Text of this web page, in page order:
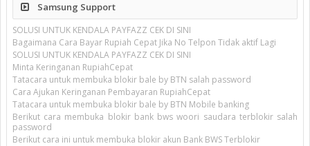
Samsung Support
SOLUSI UNTUK KENDALA PAYFAZZ CEK DI SINI
Bagaimana Cara Bayar Rupiah Cepat Jika No Telpon Tidak aktif Lagi
SOLUSI UNTUK KENDALA PAYFAZZ CEK DI SINI
Minta Keringanan RupiahCepat
Tatacara untuk membuka blokir bale by BTN salah password
Cara Ajukan Keringanan Pembayaran RupiahCepat
Tatacara untuk membuka blokir bale by BTN Mobile banking
Berikut cara membuka blokir bank bws woori saudara terblokir salah
password
Berikut cara ini untuk membuka blokir akun Bank BWS Terblokir